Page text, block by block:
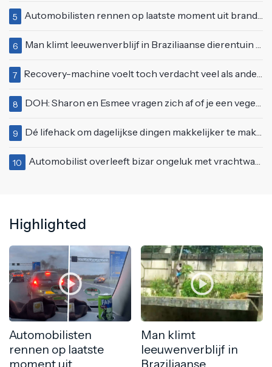
5 Automobilisten rennen op laatste moment uit brandende auto op de A58
6 Man klimt leeuwenverblijf in Braziliaanse dierentuin en overleeft het niet
7 Recovery-machine voelt toch verdacht veel als ander soort work-out
8 DOH: Sharon en Esmee vragen zich af of je een vegetariër bent als je kip eet
9 Dé lifehack om dagelijkse dingen makkelijker te maken
10 Automobilist overleeft bizar ongeluk met vrachtwagen
Highlighted
Automobilisten
rennen op laatste
Man klimt
leeuwenverblijf in